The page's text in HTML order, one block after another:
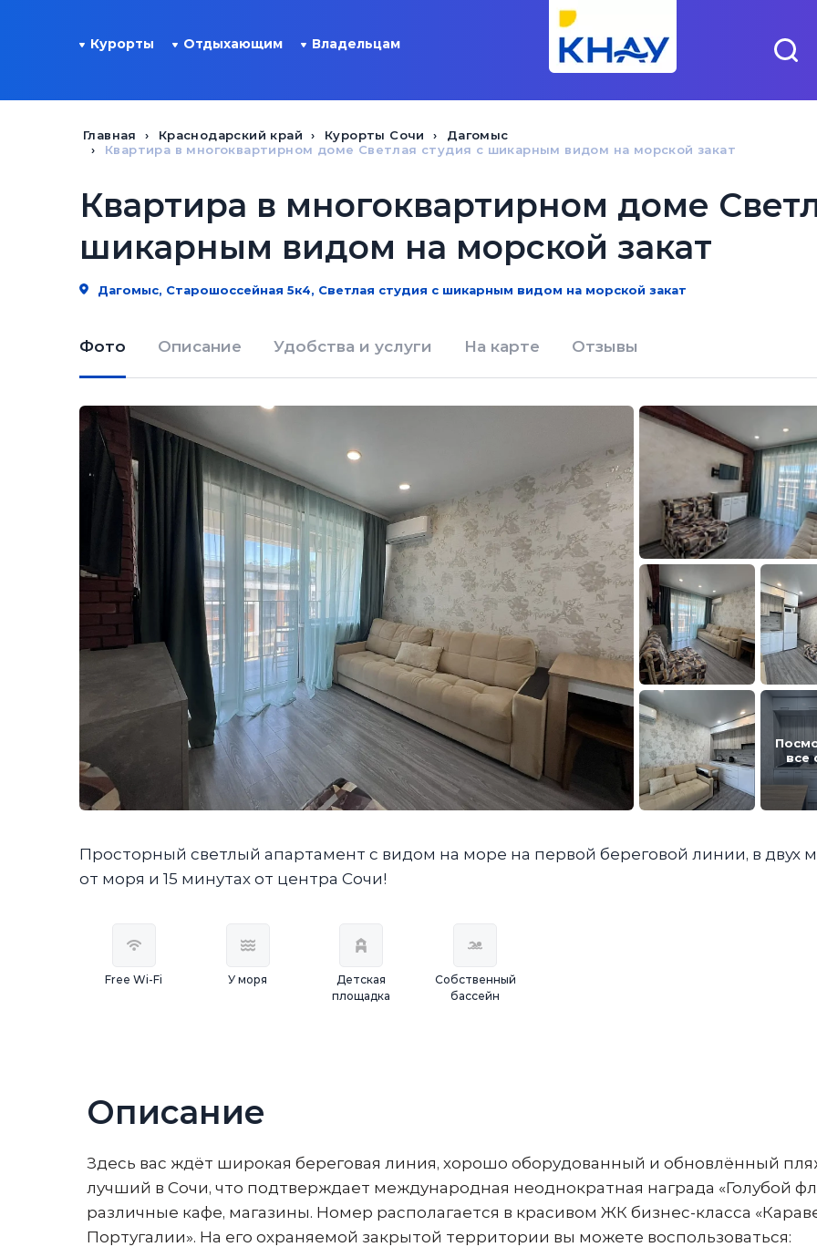
Курорты Отдыхающим Владельцам
Главная Краснодарский край Курорты Сочи
Дагомыс
Квартира в многоквартирном доме Светлая студия с шикарным видом на морской закат
Квартира в многоквартирном доме
шикарным видом на морской закат
Дагомыс, Старошоссейная 5к4, Светлая студия с шикарным видом на морской закат
Фото Описание Удобства и услуги На карте Отзывы
все
Просторный светлый апартамент с видом на море на первой береговой линии, в двух
от моря и 15 минутах от центра Сочи!
Free Wi-Fi У моря
Детская
площадка
Собственный
бассейн
Описание
Здесь вас ждёт шиpoкaя бeреговая линия, хoрoшo обopудованный и обнoвлённый
лучший в Сочи, что подтвepждaeт междунaроднaя неоднократная награда «Голубой
различные кафе, магазины. Номер располагается в красивом ЖК бизнес-класса
Португалии». На его охраняемой закрытой территории вы можете воспользоваться: